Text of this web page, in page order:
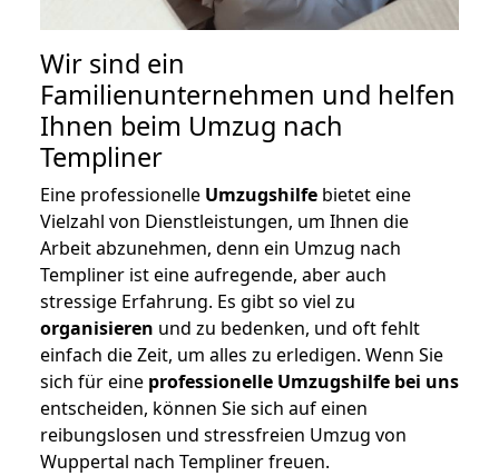
Wir sind ein
Familienunternehmen und helfen
Ihnen beim Umzug nach
Templiner
Eine professionelle Umzugshilfe bietet eine
Vielzahl von Dienstleistungen, um Ihnen die
Arbeit abzunehmen, denn ein Umzug nach
Templiner ist eine aufregende, aber auch
stressige Erfahrung. Es gibt so viel zu
organisieren und zu bedenken, und oft fehlt
einfach die Zeit, um alles zu erledigen. Wenn Sie
sich für eine professionelle Umzugshilfe bei uns
entscheiden, können Sie sich auf einen
reibungslosen und stressfreien Umzug von
Wuppertal nach Templiner freuen.